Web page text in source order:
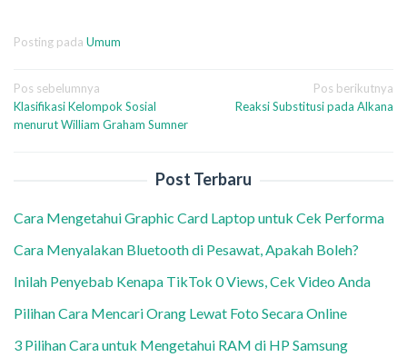
Posting pada Umum
Navigasi
pos
Pos sebelumnya
Klasifikasi Kelompok Sosial
menurut William Graham Sumner
Pos berikutnya
Reaksi Substitusi pada Alkana
Post Terbaru
Cara Mengetahui Graphic Card Laptop untuk Cek Performa
Cara Menyalakan Bluetooth di Pesawat, Apakah Boleh?
Inilah Penyebab Kenapa TikTok 0 Views, Cek Video Anda
Pilihan Cara Mencari Orang Lewat Foto Secara Online
3 Pilihan Cara untuk Mengetahui RAM di HP Samsung